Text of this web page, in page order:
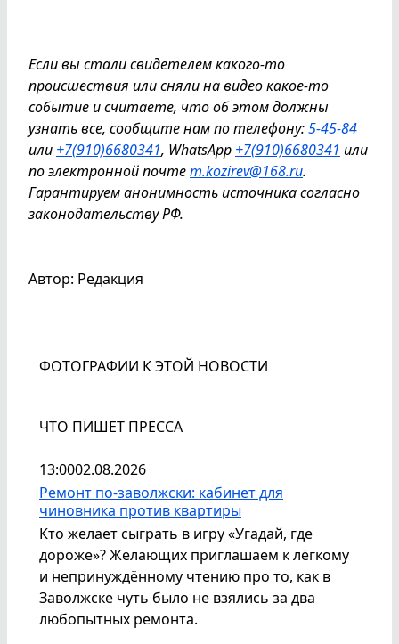
Если вы стали свидетелем какого-то
происшествия или сняли на видео какое-то
событие и считаете, что об этом должны
узнать все, сообщите нам по телефону:5-45-84
или +7(910)6680341, WhatsApp +7(910)6680341 или
по электронной почтеm.kozirev@168.ru.
Гарантируем анонимность источника согласно
законодательству РФ.
Автор: Редакция
ФОТОГРАФИИ К ЭТОЙ НОВОСТИ
ЧТО ПИШЕТ ПРЕССА
13:0002.08.2026
Ремонт по-заволжски: кабинет для
чиновника против квартиры
Кто желает сыграть в игру «Угадай, где
дороже»? Желающих приглашаем к лёгкому
и непринуждённому чтению про то, как в
Заволжске чуть было не взялись за два
любопытных ремонта.